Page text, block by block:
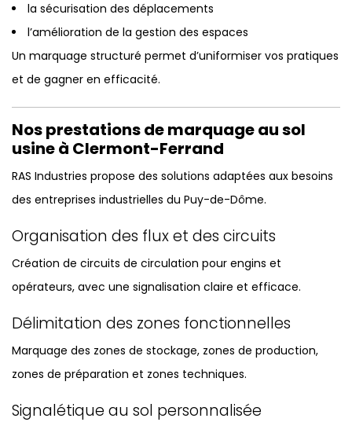
la sécurisation des déplacements
l’amélioration de la gestion des espaces
Un marquage structuré permet d’uniformiser vos pratiques
et de gagner en efficacité.
Nos prestations de marquage au sol
usine à Clermont-Ferrand
RAS Industries propose des solutions adaptées aux besoins
des entreprises industrielles du Puy-de-Dôme.
Organisation des flux et des circuits
Création de circuits de circulation pour engins et
opérateurs, avec une signalisation claire et efficace.
Délimitation des zones fonctionnelles
Marquage des zones de stockage, zones de production,
zones de préparation et zones techniques.
Signalétique au sol personnalisée